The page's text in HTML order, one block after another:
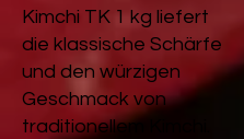
Kimchi TK 1 kg liefert
die klassische Schärfe
und den würzigen
Geschmack von
traditionellem Kimchi.